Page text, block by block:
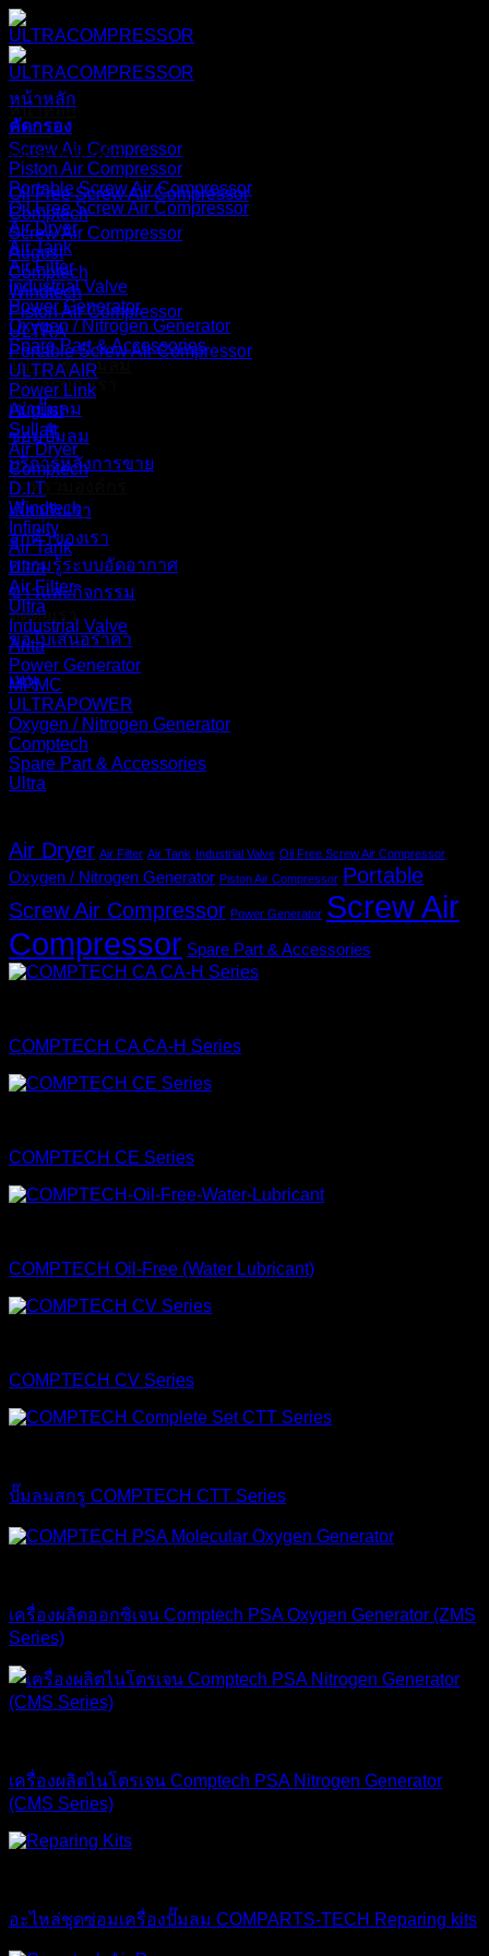
ข้าม
ไป
ยัง
เนื้อหา
หน้าหลัก
สินค้า
Screw Air Compressor
Piston Air Compressor
Portable Screw Air Compressor
Oil Free Screw Air Compressor
Air Dryer
Air Tank
Air Filter
Industrial Valve
Power Generator
Oxygen / Nitrogen Generator
Spare Part & Accessories
โปรโมชั่นปั๊มลม
บริการของเรา
เช่าปั๊มลม
ซ่อมปั๊มลม
บริการหลังการขาย
ภาพรวมองค์กร
เกี่ยวกับเรา
ลูกค้าของเรา
ความรู้ระบบอัดอากาศ
ข่าวและกิจกรรม
ติดต่อเรา
ขอใบเสนอราคา
เมนู
หน้าหลัก
คัดกรอง
หมวดหมู่สินค้า
Oil Free Screw Air Compressor
Comptech
Screw Air Compressor
August
Comptech
Windtech
Piston Air Compressor
ULTRA
Portable Screw Air Compressor
ULTRA AIR
Power Link
August
Sullair
Air Dryer
Comptech
D.I.T
Windtech
Infinity
Air Tank
Ultra
Air Filter
Ultra
Industrial Valve
Arita
Power Generator
MPMC
ULTRAPOWER
Oxygen / Nitrogen Generator
Comptech
Spare Part & Accessories
Ultra
Air Dryer Air Filter Air Tank Industrial Valve Oil Free Screw Air Compressor
Oxygen / Nitrogen Generator Piston Air Compressor Portable
Screw Air Compressor Power Generator Screw Air
Compressor Spare Part & Accessories
COMPTECH CA CA-H Series
COMPTECH CE Series
COMPTECH Oil-Free (Water Lubricant)
COMPTECH CV Series
ปั๊มลมสกรู COMPTECH CTT Series
เครื่องผลิตออกซิเจน Comptech PSA Oxygen Generator (ZMS
Series)
เครื่องผลิตไนโตรเจน Comptech PSA Nitrogen Generator
(CMS Series)
อะไหล่ชุดซ่อมเครื่องปั๊มลม COMPARTS-TECH Reparing kits